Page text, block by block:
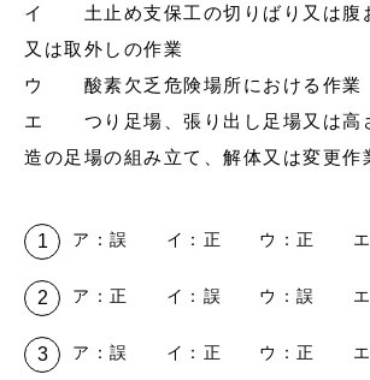
イ 土止め支保工の切りばり又は腹
又は取外しの作業
ウ 酸素欠乏危険場所における作業
エ つり足場、張り出し足場又は高
造の足場の組み立て、解体又は変更作
ア：誤 イ：正 ウ：正 エ
ア：正 イ：誤 ウ：誤 エ
ア：誤 イ：正 ウ：正 エ